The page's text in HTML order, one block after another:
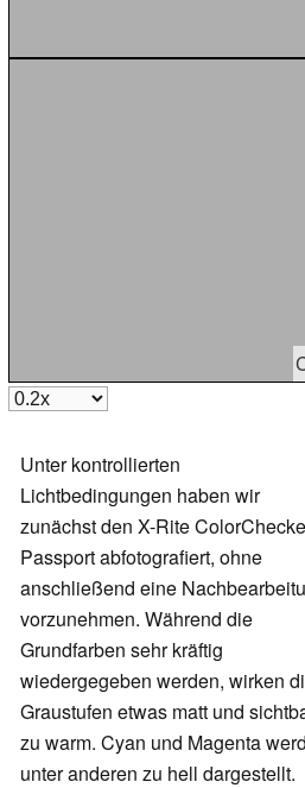
Unter kontrollierten
Lichtbedingungen haben wir
zunächst den X-Rite
Passport abfotografiert, ohne
anschließend eine
vorzunehmen. Während die
Grundfarben sehr kräftig
wiedergegeben werden, wirken
Graustufen etwas matt und
zu warm. Cyan und Magenta
unter anderen zu hell dargestellt.